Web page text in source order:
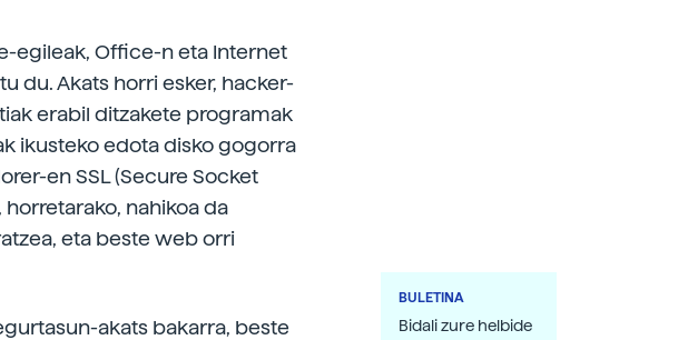
egileak, Office-n eta Internet
du. Akats horri esker, hacker-
erabil ditzakete programak
ikusteko edota disko gogorra
en SSL (Secure Socket
nahikoa da
eta beste web orri
akats bakarra, beste
BULETINA
Bidali zure helbide